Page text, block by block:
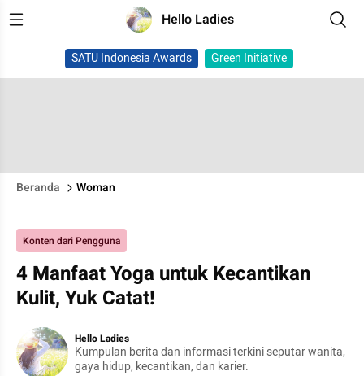
Hello Ladies
SATU Indonesia Awards Green Initiative
Beranda Woman
Konten dari Pengguna
4 Manfaat Yoga untuk Kecantikan
Kulit, Yuk Catat!
Hello Ladies
Kumpulan berita dan informasi terkini seputar wanita,
gaya hidup, kecantikan, dan karier.